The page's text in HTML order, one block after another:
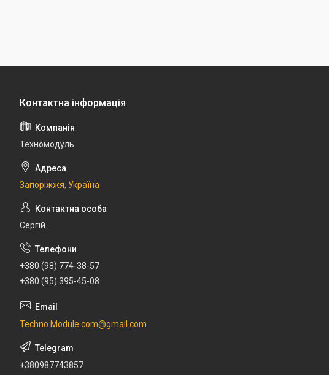
Техномодуль
Запоріжжя, Україна
Сергій
+380 (98) 774-38-57
+380 (95) 395-45-08
Techno.Module.com@gmail.com
+380987743857